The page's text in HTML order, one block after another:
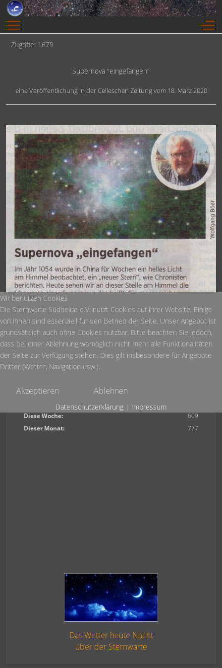
Mobile Menu Toggle Off-
Zugriffe: 1679
Supernova "eingefangen"
eine Veröffentlichung in der Celleschen Zeitung vom 18. März 2020
Die Veröffentlichung erfolgte mit freundlicher Genehmigung der
Celleschen Zeitung.
Diese Woche:
609
Dieser Monat:
777
Das Wetter heute Nacht
über der Sternwarte
Wir benutzen Cookies
Die Sternwarte Südheide e.V. nutzt Cookies auf ihrer Website. Einige
von ihnen sind essenziell für den Betrieb der Seite. Unser Angebot ist
grundsätzlich auch ohne Cookies nutzbar. Bitte beachten Sie jedoch,
dass bei einer Ablehnung womöglich nicht mehr alle Funktionalitäten
der Seite zur Verfügung stehen. Dies gilt insbesondere für Angebote
Dritter (Wetter, Navigation usw.).
Akzeptieren Ablehnen
Datenschutzerklärung | Impressum